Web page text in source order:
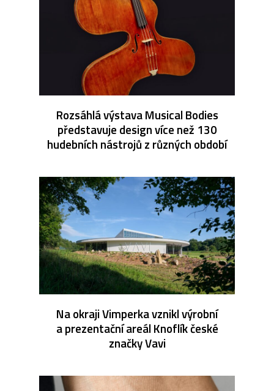
Rozsáhlá výstava Musical Bodies
představuje design více než 130
hudebních nástrojů z různých období
Na okraji Vimperka vznikl výrobní
a prezentační areál Knoflík české
značky Vavi